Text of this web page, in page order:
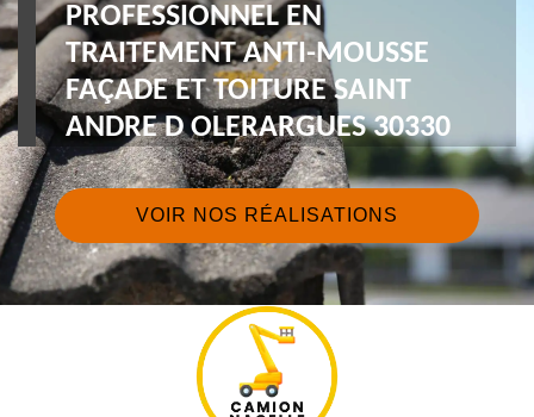
PROFESSIONNEL EN
TRAITEMENT ANTI-MOUSSE
FAÇADE ET TOITURE SAINT
ANDRE D OLERARGUES 30330
VOIR NOS RÉALISATIONS